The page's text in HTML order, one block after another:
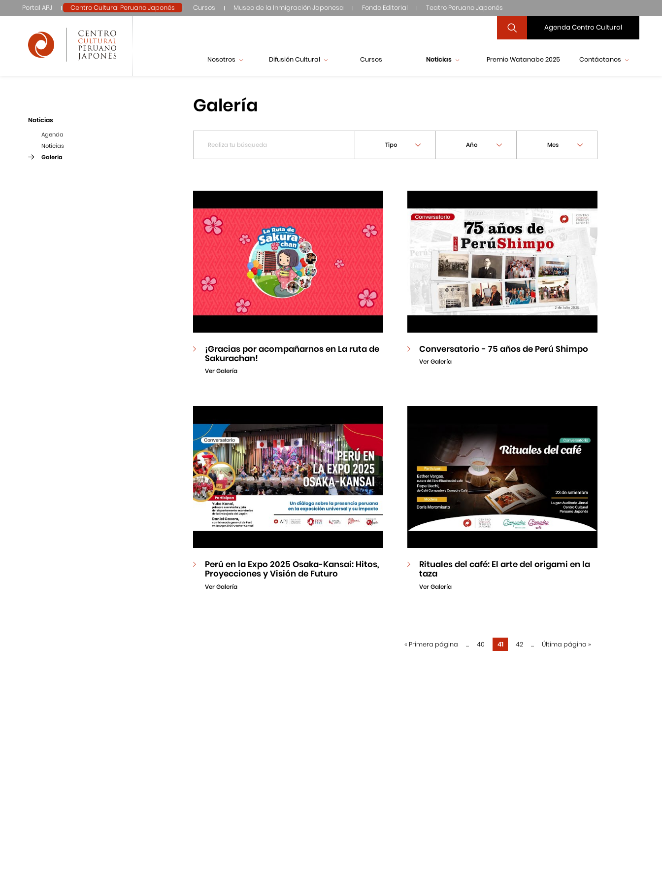
Portal APJ Centro Cultural Peruano Japonés Cursos Museo de la Inmigración Japonesa Fondo Editorial Teatro Peruano Japonés
Agenda Centro Cultural
Nosotros Difusión Cultural Cursos Noticias Premio Watanabe 2025 Contáctanos
Noticias
Agenda
Noticias
Galería
Galería
Tipo Año Mes
¡Gracias por acompañarnos en La ruta de
Sakurachan!
Ver Galería
Conversatorio - 75 años de Perú Shimpo
Ver Galería
Perú en la Expo 2025 Osaka-Kansai: Hitos,
Proyecciones y Visión de Futuro
Ver Galería
Rituales del café: El arte del origami en la
taza
Ver Galería
« Primera página ... 40 41 42 ... Última página »